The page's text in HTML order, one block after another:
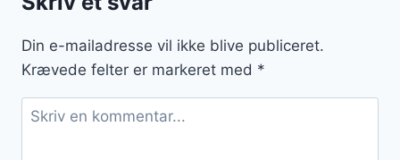
Din e-mailadresse vil ikke blive publiceret.
Krævede felter er markeret med *